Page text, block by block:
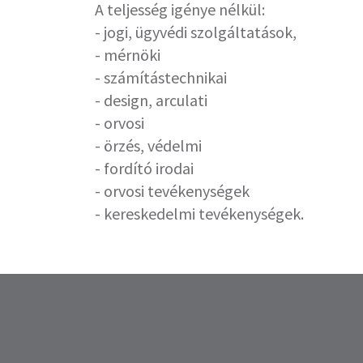
A teljesség igénye nélkül:
- jogi, ügyvédi szolgáltatások,
- mérnöki
- számítástechnikai
- design, arculati
- orvosi
- örzés, védelmi
- fordító irodai
- orvosi tevékenységek
- kereskedelmi tevékenységek.